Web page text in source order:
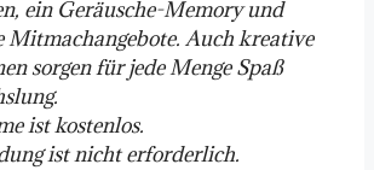
ein Geräusche-Memory und
Mitmachangebote. Auch kreative
sorgen für jede Menge Spaß
ist kostenlos.
ist nicht erforderlich.